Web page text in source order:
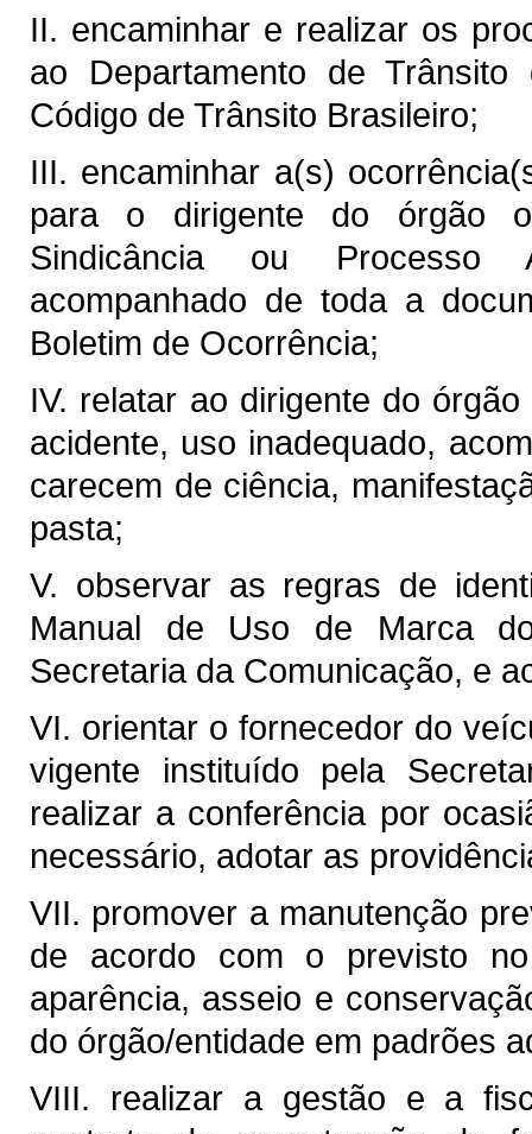
II. encaminhar e realizar os
ao Departamento de
Código de Trânsito Brasileiro;
III. encaminhar a(s)
para o dirigente do órgão
Sindicância ou Processo
acompanhado de toda a
Boletim de Ocorrência;
IV. relatar ao dirigente do
acidente, uso inadequado,
carecem de ciência,
pasta;
V. observar as regras de
Manual de Uso de Marca
Secretaria da Comunicação, e
VI. orientar o fornecedor do
vigente instituído pela
realizar a conferência por
necessário, adotar as
VII. promover a manutenção
de acordo com o previsto
aparência, asseio e
do órgão/entidade em padrões
VIII. realizar a gestão e a